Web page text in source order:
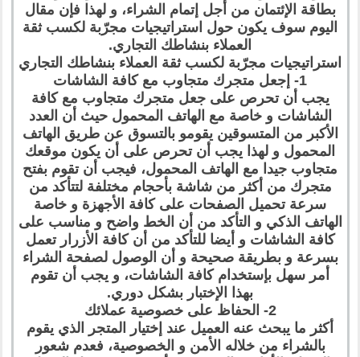
بطاقة الإئتمان من أجل إتمام الشراء، و لهذا فإن مقال
اليوم سوف يكون حول استراتيجيات مجرّبة لكسب ثقة
العملاء بنشاطك التجاري.
استراتيجيات مجرّبة لكسب ثقة العملاء بنشاطك التجاري
1- إجعل متجرك متجاوب مع كافة الشاشات
يجب أن تحرص على جعل متجرك متجاوب مع كافة
الشاشات و خاصة مع الهاتف المحمول حيث أن العدد
الأكبر من المتسوقين يقومو بالتسوق عن طريق الهاتف
المحمول و لهذا يجب أن تحرص على أن يكون موقعك
متجاوب جيدا مع الهاتف المحمول، فيجب أن تقوم بفتح
متجرك من أكثر من شاشة بأحجام مختلفة لتتأكد من
سرعة تحميل الصفحات على كافة الأجهزة و خاصة
الهاتف الذكي و التأكد من أن الخط واضح و مناسب على
كافة الشاشات و أيضا للتأكد من أن كافة الأزرار تعمل
بسرعة و بطريقة صحيحة و أن الوصول لصفحة الشراء
أمر سهل بإستخدام كافة الشاشات، و يجب أن تقوم
بهذا الإختبار بشكل دوري.
2- الحفاظ على خصوصية عملائك
أكثر ما يبحث عنه العميل عند إختيار المتجر الذي يقوم
بالشراء من خلاله الأمن و الخصوصية، فعدم شعور